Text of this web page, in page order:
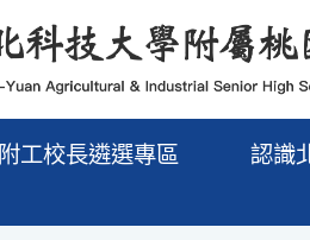
附工校長遴選專區 認識